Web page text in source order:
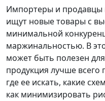
Импортеры и продавцы
ищут новые товары с
минимальной
маржинальностью. В
может быть полезен
продукция лучше всего
где ее искать, какие
как минимизировать